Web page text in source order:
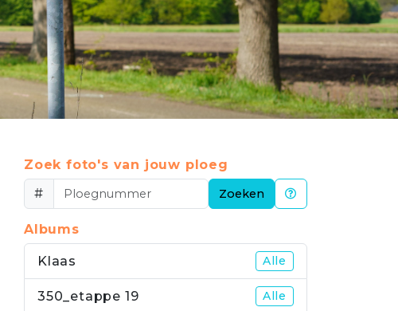
Zoek foto's van jouw ploeg
#
Zoeken
Albums
Klaas Alle
350_etappe 19 Alle